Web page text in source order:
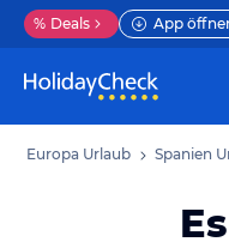
% Deals App
Europa Urlaub Spanien